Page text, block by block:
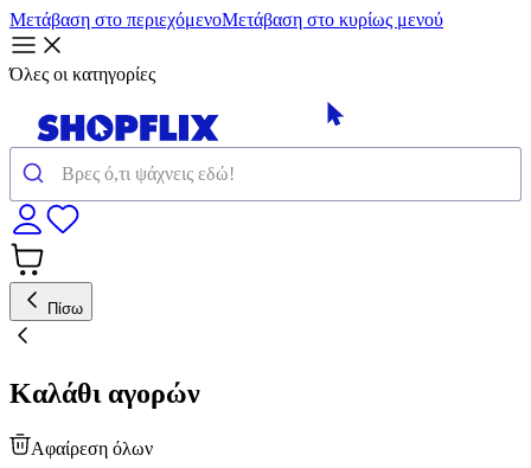
Μετάβαση στο περιεχόμενοΜετάβαση στο κυρίως μενού
Όλες οι κατηγορίες
Πίσω
Καλάθι αγορών
Αφαίρεση όλων